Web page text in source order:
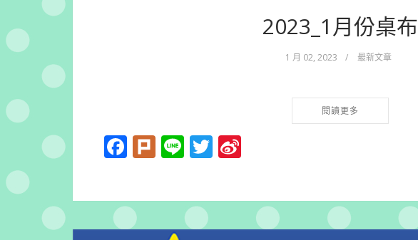
2023_1月份桌布
1 月 02, 2023 / 最新文章
閱讀更多
Facebook
PlurkLineTwitter